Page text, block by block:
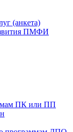
(анкета)
ПМФИ
ПК или ПП